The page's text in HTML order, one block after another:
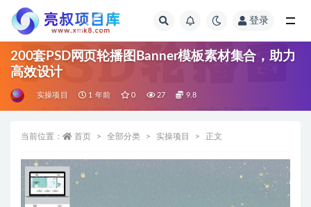
登录
200套PSD网页轮播图Banner模板素材集合，助力
高效设计
实操项目 1 年前 0 27 9.8
当前位置： 首页 全部分类 实操项目 正文